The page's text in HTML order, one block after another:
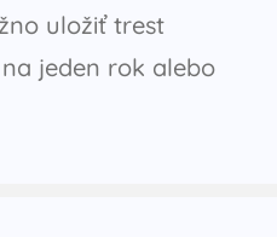
uložiť trest
jeden rok alebo